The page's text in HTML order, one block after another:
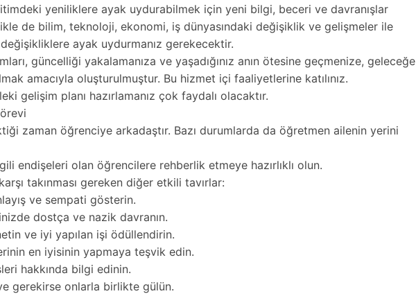
yeniliklere ayak uydurabilmek için yeni bilgi, beceri ve davranışlar
de bilim, teknoloji, ekonomi, iş dünyasındaki değişiklik ve gelişmeler ile
ayak uydurmanız gerekecektir.
güncelliği yakalamanıza ve yaşadığınız anın ötesine geçmenize, geleceğe
amacıyla oluşturulmuştur. Bu hizmet içi faaliyetlerine katılınız.
gelişim planı hazırlamanız çok faydalı olacaktır.
zaman öğrenciye arkadaştır. Bazı durumlarda da öğretmen ailenin yerini
endişeleri olan öğrencilere rehberlik etmeye hazırlıklı olun.
takınması gereken diğer etkili tavırlar:
ve sempati gösterin.
dostça ve nazik davranın.
ve iyi yapılan işi ödüllendirin.
en iyisinin yapmaya teşvik edin.
hakkında bilgi edinin.
gerekirse onlarla birlikte gülün.